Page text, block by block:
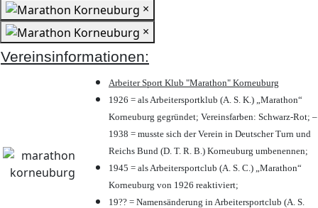
×
×
Vereinsinformationen:
Arbeiter Sport Klub "Marathon" Korneuburg
1926 = als Arbeitersportklub (A. S. K.) „Marathon“
Korneuburg gegründet; Vereinsfarben: Schwarz-Rot; –
1938 = musste sich der Verein in Deutscher Turn und
Reichs Bund (D. T. R. B.) Korneuburg umbenennen;
1945 = als Arbeitersportclub (A. S. C.) „Marathon“
Korneuburg von 1926 reaktiviert;
19?? = Namensänderung in Arbeitersportclub (A. S.